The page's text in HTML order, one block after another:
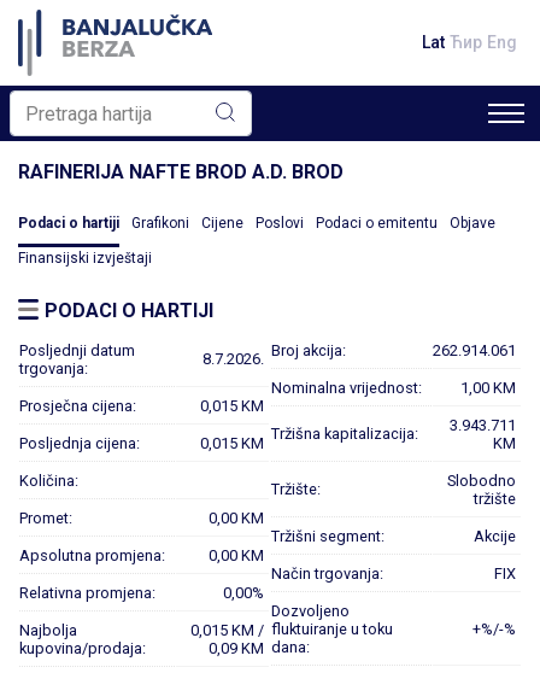
Lat Ћир Eng
RAFINERIJA NAFTE BROD A.D. BROD
Podaci o hartiji Grafikoni Cijene Poslovi Podaci o emitentu Objave
Finansijski izvještaji
PODACI O HARTIJI
Posljednji datum
trgovanja:
8.7.2026.
Prosječna cijena: 0,015 KM
Posljednja cijena: 0,015 KM
Količina:
Promet: 0,00 KM
Apsolutna promjena: 0,00 KM
Relativna promjena: 0,00%
Najbolja
kupovina/prodaja:
0,015 KM /
0,09 KM
Broj akcija: 262.914.061
Nominalna vrijednost: 1,00 KM
Tržišna kapitalizacija:
3.943.711
KM
Tržište:
Slobodno
tržište
Tržišni segment: Akcije
Način trgovanja: FIX
Dozvoljeno
fluktuiranje u toku
dana:
+%/-%